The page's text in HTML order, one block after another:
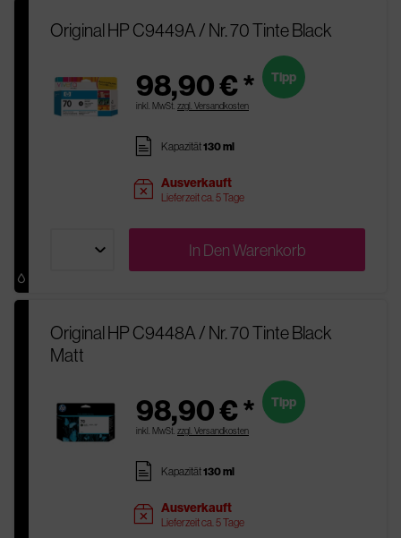
Original HP C9449A / Nr. 70 Tinte Black
98,90 € *
inkl. MwSt. zzgl. Versandkosten
Tipp
pages Kapazität130 ml
sold Ausverkauft
Lieferzeit ca. 5 Tage
In DenWarenkorb
Original HP C9448A / Nr. 70 Tinte Black
Matt
98,90 € *
inkl. MwSt. zzgl. Versandkosten
Tipp
pages Kapazität130 ml
sold Ausverkauft
Lieferzeit ca. 5 Tage